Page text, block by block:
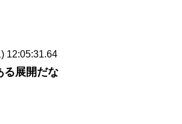
12:05:31.64
る展開だな